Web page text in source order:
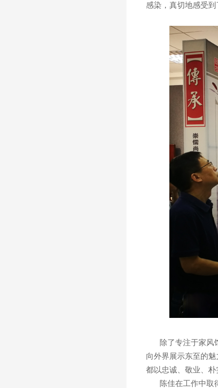
感染，真切地感受
除了专注于家风馆
向外界展示东至的
都以忠诚、敬业、
陈佳在工作中取得